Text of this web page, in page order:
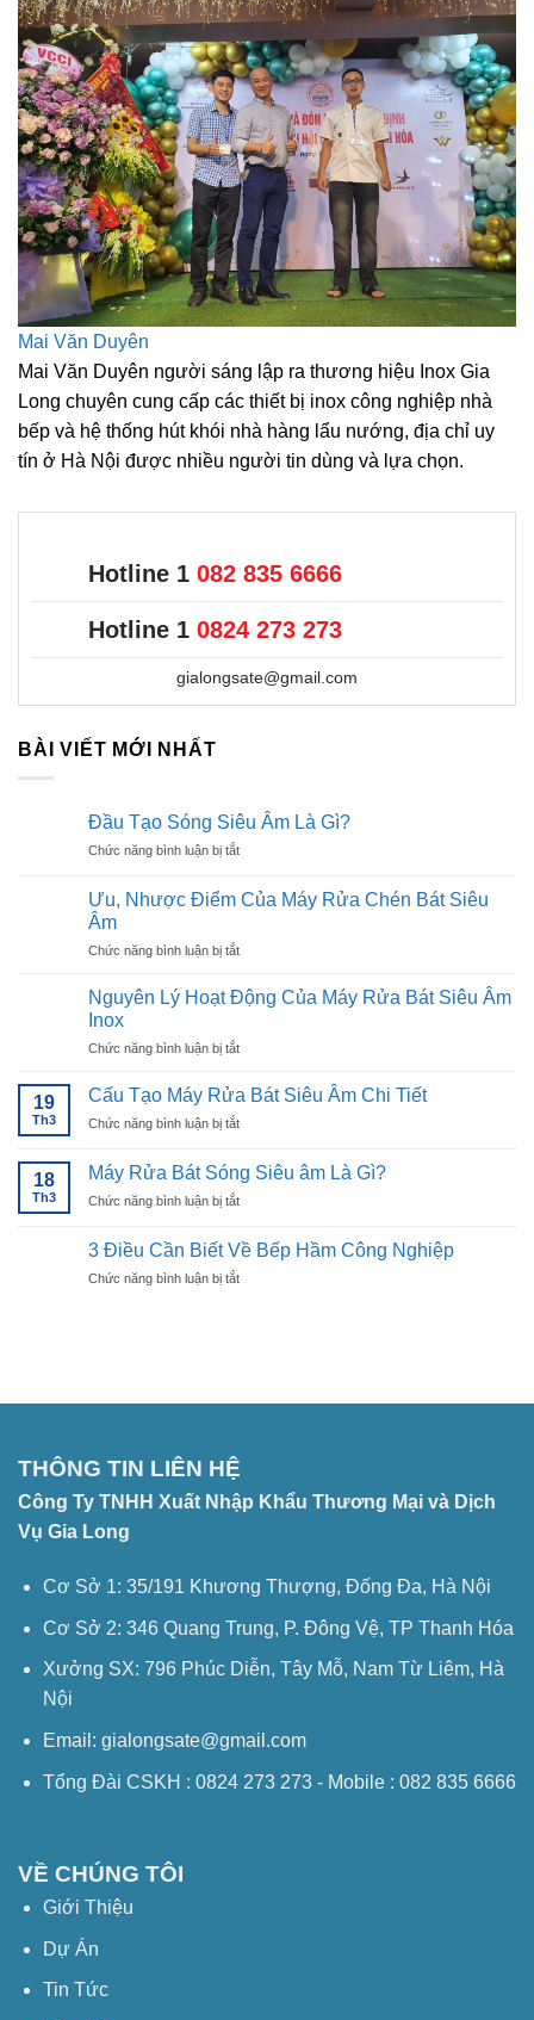
Mai Văn Duyên
Mai Văn Duyên người sáng lập ra thương hiệu Inox Gia
Long chuyên cung cấp các thiết bị inox công nghiệp nhà
bếp và hệ thống hút khói nhà hàng lẩu nướng, địa chỉ uy
tín ở Hà Nội được nhiều người tin dùng và lựa chọn.
Hotline 1 082 835 6666
Hotline 1 0824 273 273
gialongsate@gmail.com
BÀI VIẾT MỚI NHẤT
Đầu Tạo Sóng Siêu Âm Là Gì?
Chức năng bình luận bị tắtở
Tạo
Sóng
Âm
Gì?
Ưu, Nhược Điểm Của Máy Rửa Chén Bát Siêu
Âm
Chức năng bình luận bị tắtở
Nhược
Điểm
Máy
Chén
Siêu
Nguyên Lý Hoạt Động Của Máy Rửa Bát Siêu Âm
Inox
Chức năng bình luận bị tắtở
Lý
Động
Máy
Bát
Âm
19
Th3
Cấu Tạo Máy Rửa Bát Siêu Âm Chi Tiết
Chức năng bình luận bị tắtở
Tạo
Máy
Rửa
Siêu
Chi
18
Th3
Máy Rửa Bát Sóng Siêu âm Là Gì?
Chức năng bình luận bị tắtở
Rửa
Bát
Sóng
3 Điều Cần Biết Về Bếp Hầm Công Nghiệp
Chức năng bình luận bị tắtở
Nghiệp
THÔNG TIN LIÊN HỆ
Công Ty TNHH Xuất Nhập Khẩu Thương Mại và Dịch
Vụ Gia Long
Cơ Sở 1: 35/191 Khương Thượng, Đống Đa, Hà Nội
Cơ Sở 2: 346 Quang Trung, P. Đông Vệ, TP Thanh Hóa
Xưởng SX: 796 Phúc Diễn, Tây Mỗ, Nam Từ Liêm, Hà
Nội
Email: gialongsate@gmail.com
Tổng Đài CSKH : 0824 273 273 - Mobile : 082 835 6666
VỀ CHÚNG TÔI
Giới Thiệu
Dự Án
Tin Tức